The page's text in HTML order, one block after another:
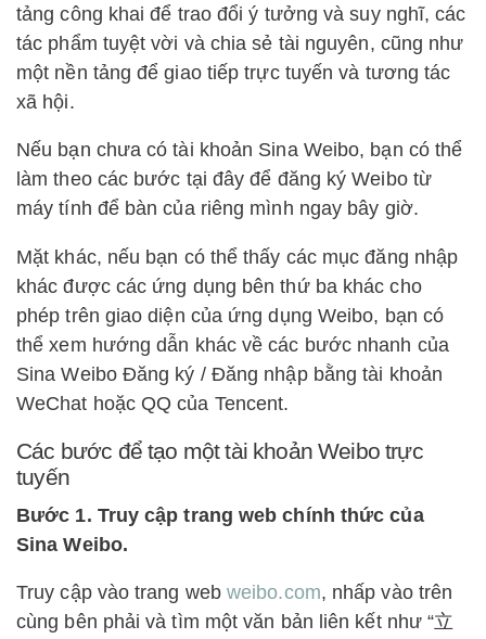
tảng công khai để trao đổi ý tưởng và suy nghĩ, các
tác phẩm tuyệt vời và chia sẻ tài nguyên, cũng như
một nền tảng để giao tiếp trực tuyến và tương tác
xã hội.
Nếu bạn chưa có tài khoản Sina Weibo, bạn có thể
làm theo các bước tại đây để đăng ký Weibo từ
máy tính để bàn của riêng mình ngay bây giờ.
Mặt khác, nếu bạn có thể thấy các mục đăng nhập
khác được các ứng dụng bên thứ ba khác cho
phép trên giao diện của ứng dụng Weibo, bạn có
thể xem hướng dẫn khác về các bước nhanh của
Sina Weibo Đăng ký / Đăng nhập bằng tài khoản
WeChat hoặc QQ của Tencent.
Các bước để tạo một tài khoản Weibo trực
tuyến
Bước 1. Truy cập trang web chính thức của
Sina Weibo.
Truy cập vào trang webweibo.com, nhấp vào trên
cùng bên phải và tìm một văn bản liên kết như “立